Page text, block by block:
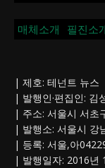
매체소개 필진소
| 제호: 테넌트 뉴스
| 발행인·편집인:
| 주소: 서울시 서초
| 발행소: 서울시 강
| 등록: 서울,아
| 발행일자: 2016년